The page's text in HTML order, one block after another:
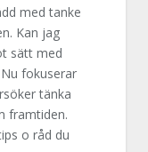
med tanke
Kan jag
sätt med
fokuserar
tänka
framtiden.
o råd du